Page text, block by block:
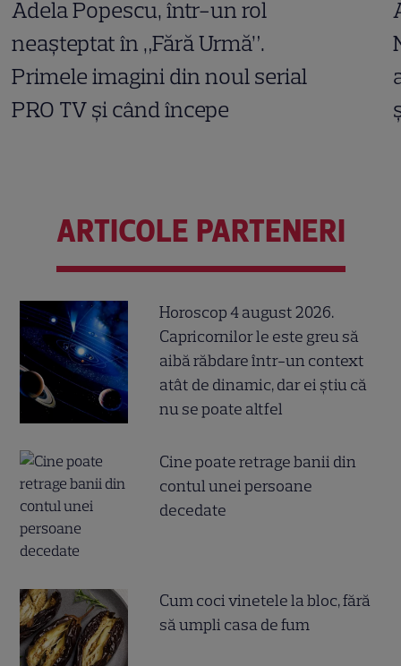
Adela Popescu, într-un rol
neașteptat în „Fără Urmă”.
Primele imagini din noul serial
PRO TV și când începe
ARTICOLE PARTENERI
Horoscop 4 august 2026.
Capricornilor le este greu să
aibă răbdare într-un context
atât de dinamic, dar ei știu că
nu se poate altfel
Cine poate retrage banii din
contul unei persoane
decedate
Cum coci vinetele la bloc, fără
să umpli casa de fum